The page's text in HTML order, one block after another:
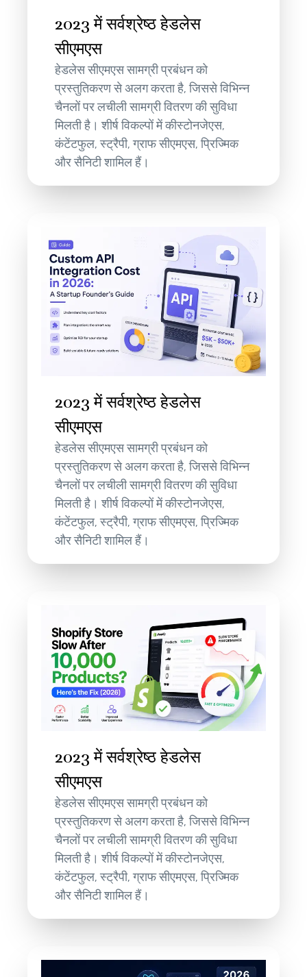
2023 में सर्वश्रेष्ठ हेडलेस
सीएमएस
हेडलेस सीएमएस सामग्री प्रबंधन को
प्रस्तुतिकरण से अलग करता है, जिससे विभिन्न
चैनलों पर लचीली सामग्री वितरण की सुविधा
मिलती है। शीर्ष विकल्पों में कीस्टोनजेएस,
कंटेंटफुल, स्ट्रैपी, ग्राफ सीएमएस, प्रिज्मिक
और सैनिटी शामिल हैं।
2023 में सर्वश्रेष्ठ हेडलेस
सीएमएस
हेडलेस सीएमएस सामग्री प्रबंधन को
प्रस्तुतिकरण से अलग करता है, जिससे विभिन्न
चैनलों पर लचीली सामग्री वितरण की सुविधा
मिलती है। शीर्ष विकल्पों में कीस्टोनजेएस,
कंटेंटफुल, स्ट्रैपी, ग्राफ सीएमएस, प्रिज्मिक
और सैनिटी शामिल हैं।
2023 में सर्वश्रेष्ठ हेडलेस
सीएमएस
हेडलेस सीएमएस सामग्री प्रबंधन को
प्रस्तुतिकरण से अलग करता है, जिससे विभिन्न
चैनलों पर लचीली सामग्री वितरण की सुविधा
मिलती है। शीर्ष विकल्पों में कीस्टोनजेएस,
कंटेंटफुल, स्ट्रैपी, ग्राफ सीएमएस, प्रिज्मिक
और सैनिटी शामिल हैं।